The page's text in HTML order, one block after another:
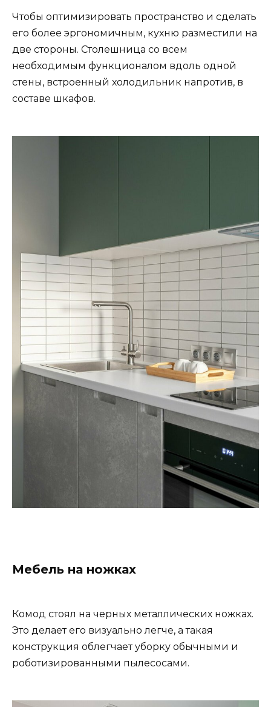
Чтобы оптимизировать пространство и сделать
его более эргономичным, кухню разместили на
две стороны. Столешница со всем
необходимым функционалом вдоль одной
стены, встроенный холодильник напротив, в
составе шкафов.
Мебель на ножках
Комод стоял на черных металлических ножках.
Это делает его визуально легче, а такая
конструкция облегчает уборку обычными и
роботизированными пылесосами.